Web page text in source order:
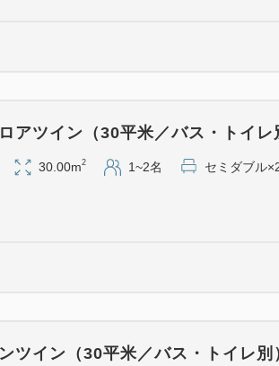
もち
最近
＜お
アツイン（30平米／バス・トイレ
30.00m2 1~2名 セミダブル
ツイン（30平米／バス・トイレ別